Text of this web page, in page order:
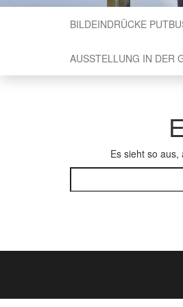
BILDEINDRÜCKE
AUSSTELLUNG IN DER
Es sieht so